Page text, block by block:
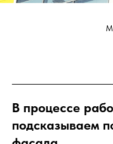
В процессе
подсказываем